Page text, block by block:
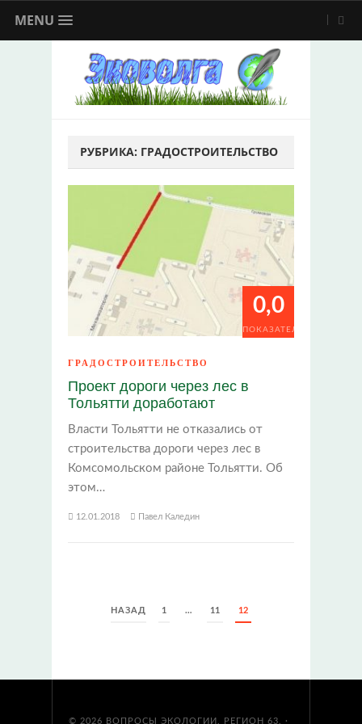
MENU
РУБРИКА: ГРАДОСТРОИТЕЛЬСТВО
0,0
ПОКАЗАТЕЛИ
ГРАДОСТРОИТЕЛЬСТВО
Проект дороги через лес в
Тольятти доработают
Власти Тольятти не отказались от
строительства дороги через лес в
Комсомольском районе Тольятти. Об
этом…
12.01.2018 Павел Каледин
ПАГИНАЦИЯ
НАЗАД 1 … 11 12
© 2026 ВОПРОСЫ ЭКОЛОГИИ. РЕГИОН 63. ·